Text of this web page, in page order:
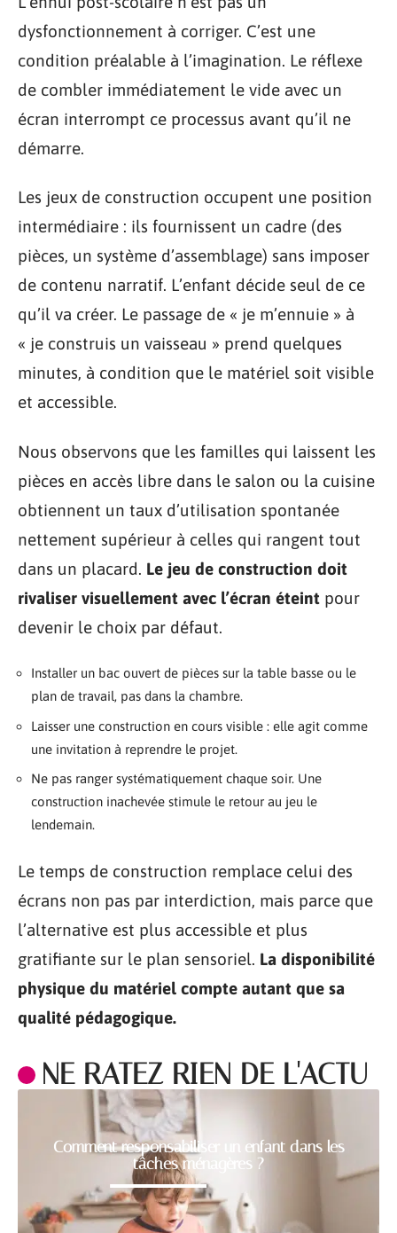
dysfonctionnement à corriger. C’est une
condition préalable à l’imagination. Le réflexe
de combler immédiatement le vide avec un
écran interrompt ce processus avant qu’il ne
démarre.
Les jeux de construction occupent une position
intermédiaire : ils fournissent un cadre (des
pièces, un système d’assemblage) sans imposer
de contenu narratif. L’enfant décide seul de ce
qu’il va créer. Le passage de « je m’ennuie » à
« je construis un vaisseau » prend quelques
minutes, à condition que le matériel soit visible
et accessible.
Nous observons que les familles qui laissent les
pièces en accès libre dans le salon ou la cuisine
obtiennent un taux d’utilisation spontanée
nettement supérieur à celles qui rangent tout
dans un placard. Le jeu de construction doit
rivaliser visuellement avec l’écran éteint pour
devenir le choix par défaut.
Installer un bac ouvert de pièces sur la table basse ou le
plan de travail, pas dans la chambre.
Laisser une construction en cours visible : elle agit comme
une invitation à reprendre le projet.
Ne pas ranger systématiquement chaque soir. Une
construction inachevée stimule le retour au jeu le
lendemain.
Le temps de construction remplace celui des
écrans non pas par interdiction, mais parce que
l’alternative est plus accessible et plus
gratifiante sur le plan sensoriel. La disponibilité
physique du matériel compte autant que sa
qualité pédagogique.
NE RATEZ RIEN DE L'ACTU
Comment responsabiliser un enfant dans les
tâches ménagères ?